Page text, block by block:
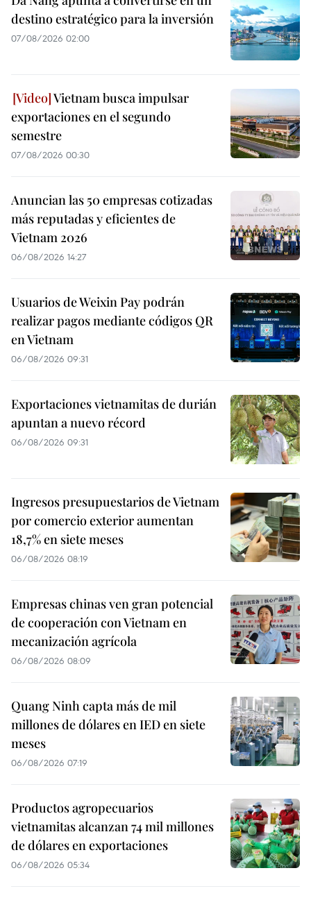
destino estratégico para la inversión
07/08/2026 02:00
Vietnam busca impulsar
exportaciones en el segundo
semestre
07/08/2026 00:30
Anuncian las 50 empresas cotizadas
más reputadas y eficientes de
Vietnam 2026
06/08/2026 14:27
Usuarios de Weixin Pay podrán
realizar pagos mediante códigos QR
en Vietnam
06/08/2026 09:31
Exportaciones vietnamitas de durián
apuntan a nuevo récord
06/08/2026 09:31
Ingresos presupuestarios de Vietnam
por comercio exterior aumentan
18,7% en siete meses
06/08/2026 08:19
Empresas chinas ven gran potencial
de cooperación con Vietnam en
mecanización agrícola
06/08/2026 08:09
Quang Ninh capta más de mil
millones de dólares en IED en siete
meses
06/08/2026 07:19
Productos agropecuarios
vietnamitas alcanzan 74 mil millones
de dólares en exportaciones
06/08/2026 05:34